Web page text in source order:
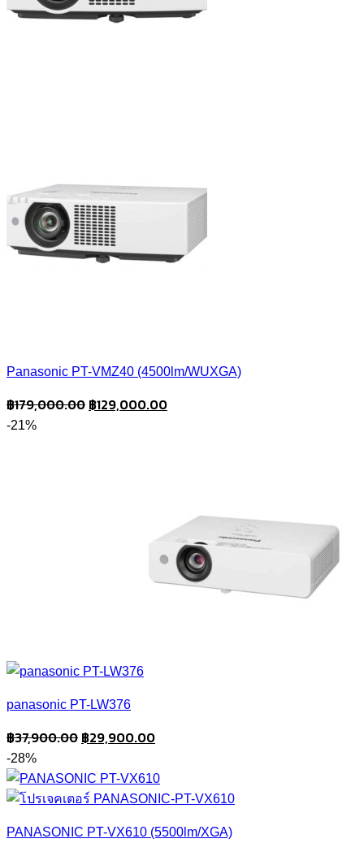
Panasonic PT-VMZ40 (4500lm/WUXGA)
฿179,000.00 Original
฿129,000.00Current
-21%
panasonic PT-LW376
฿37,900.00 Original
was:
฿37,900.00.
฿29,900.00Current
is:
฿29,900.00.
-28%
PANASONIC PT-VX610 (5500lm/XGA)